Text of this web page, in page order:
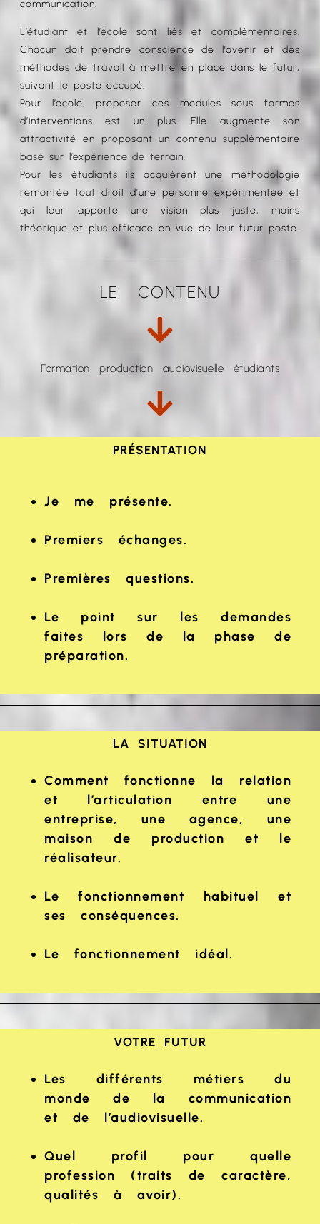
communication.
L’étudiant et l’école sont liés et complémentaires.
Chacun doit prendre conscience de l’avenir et des
méthodes de travail à mettre en place dans le futur,
suivant le poste occupé.
Pour l’école, proposer ces modules sous formes
d’interventions est un plus. Elle augmente son
attractivité en proposant un contenu supplémentaire
basé sur l’expérience de terrain.
Pour les étudiants ils acquièrent une méthodologie
remontée tout droit d’une personne expérimentée et
qui leur apporte une vision plus juste, moins
théorique et plus efficace en vue de leur futur poste.
LE CONTENU
Formation production audiovisuelle étudiants
PRÉSENTATION
Je me présente.
Premiers échanges.
Premières questions.
Le point sur les demandes
faites lors de la phase de
préparation.
LA SITUATION
Comment fonctionne la relation
et l’articulation entre une
entreprise, une agence, une
maison de production et le
réalisateur.
Le fonctionnement habituel et
ses conséquences.
Le fonctionnement idéal.
VOTRE FUTUR
Les différents métiers du
monde de la communication
et de l’audiovisuelle.
Quel profil pour quelle
profession (traits de caractère,
qualités à avoir).